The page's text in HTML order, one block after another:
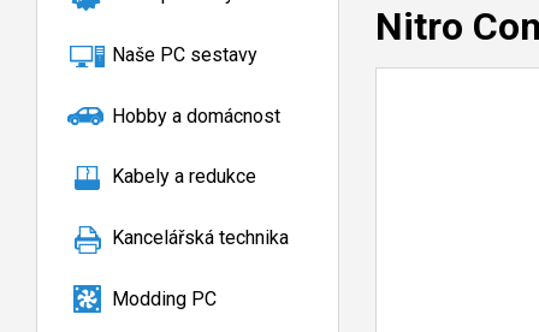
Naše PC sestavy
Hobby a domácnost
Kabely a redukce
Kancelářská technika
Modding PC
Nitro